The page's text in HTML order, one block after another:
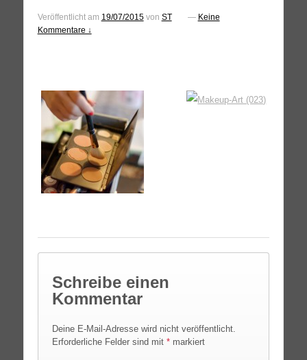
Veröffentlicht am 19/07/2015von ST — Keine
Kommentare ↓
Schreibe einen
Kommentar
Deine E-Mail-Adresse wird nicht veröffentlicht.
Erforderliche Felder sind mit *markiert